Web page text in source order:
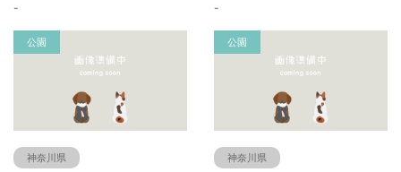
- -
公園
神奈川県
公園
神奈川県